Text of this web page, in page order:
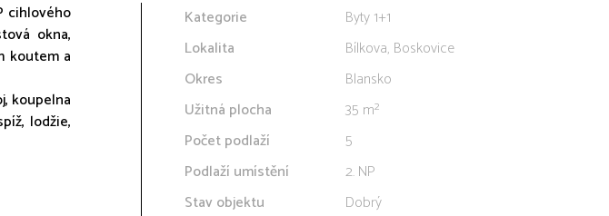
cihlového
okna,
koutem a
koupelna
lodžie,
Kategorie
Byty 1+1
Lokalita
Bílkova, Boskovice
Okres
Blansko
Užitná plocha
35 m²
Počet podlaží
5
Podlaží umístění
2. NP
Stav objektu
Dobrý